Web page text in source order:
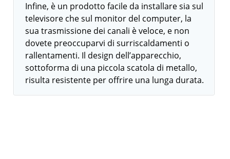
Infine, è un prodotto facile da installare sia sul
televisore che sul monitor del computer, la
sua trasmissione dei canali è veloce, e non
dovete preoccuparvi di surriscaldamenti o
rallentamenti. Il design dell’apparecchio,
sottoforma di una piccola scatola di metallo,
risulta resistente per offrire una lunga durata.